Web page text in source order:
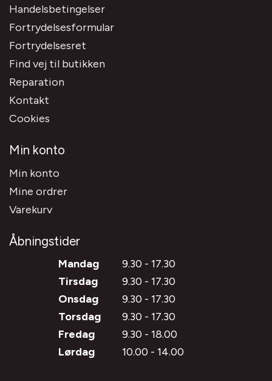
Handelsbetingelser
Fortrydelsesformular
Fortrydelsesret
Find vej til butikken
Reparation
Kontakt
Cookies
Min konto
Min konto
Mine ordrer
Varekurv
Åbningstider
Mandag
9.30 - 17.30
Tirsdag
9.30 - 17.30
Onsdag
9.30 - 17.30
Torsdag
9.30 - 17.30
Fredag
9.30 - 18.00
Lørdag
10.00 - 14.00